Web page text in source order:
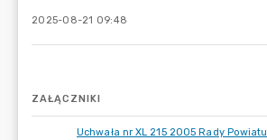
2025-08-21 09:48
ZAŁĄCZNIKI
Uchwała nr XL 215 2005 Rady Powiatu